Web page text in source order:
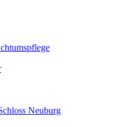
Neuburg